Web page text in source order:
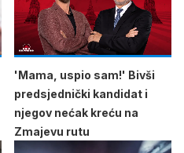
'Mama, uspio sam!' Bivši
predsjednički kandidat i
njegov nećak kreću na
Zmajevu rutu